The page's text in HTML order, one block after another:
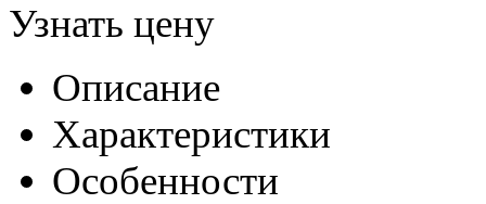
Узнать цену
Описание
Характеристики
Особенности